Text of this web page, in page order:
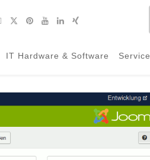
IT Hardware & Software